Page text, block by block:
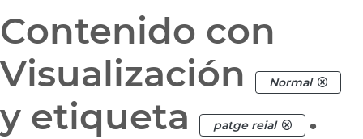
Contenido con
Visualización
Normal
y etiqueta patge reial .